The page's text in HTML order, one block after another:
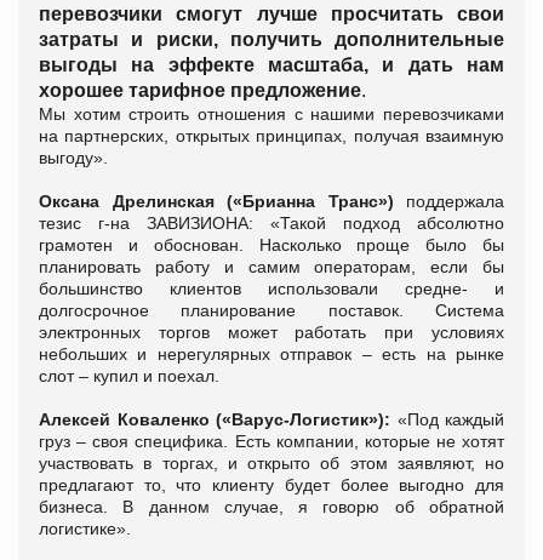
перевозчики смогут лучше просчитать свои
затраты и риски, получить дополнительные
выгоды на эффекте масштаба, и дать нам
хорошее тарифное предложение
Мы хотим строить отношения с нашими перевозчиками
на партнерских, открытых принципах, получая взаимную
выгоду».
Оксана Дрелинская («Брианна Транс») поддержала
тезис г-на ЗАВИЗИОНА: «Такой подход абсолютно
грамотен и обоснован. Насколько проще было бы
планировать работу и самим операторам, если бы
большинство клиентов использовали средне- и
долгосрочное планирование поставок. Система
электронных торгов может работать при условиях
небольших и нерегулярных отправок – есть на рынке
слот – купил и поехал.
Алексей Коваленко («Варус-Логистик»): «Под каждый
груз – своя специфика. Есть компании, которые не хотят
участвовать в торгах, и открыто об этом заявляют, но
предлагают то, что клиенту будет более выгодно для
бизнеса. В данном случае, я говорю об обратной
логистике».